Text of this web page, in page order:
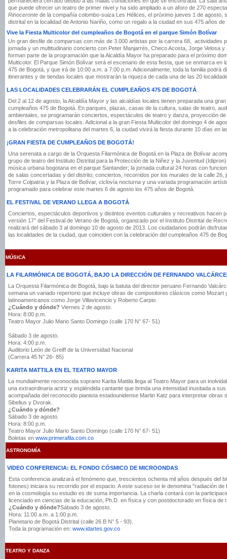
que puede ofrecer un teatro de primer nivel y ha sido ampliado a un aforo de 270
Rinoceronte de la compañía colombo-suiza Les Hélices, el próximo jueves 1 de agosto,
distrital en la localidad de Antonio Nariño, como un regalo a la ciudad en sus 475 años de
Vive la Fiesta Multicolor del cumpleaños de Bogotá en el parque Simón Bolívar
Un gran desfile de comparsas con más de 3.000 artistas por la carrera 68, actividades
jornada y un multitudinario concierto con Peter Manjarrés, Checo Acosta, Jorge Velosa
forman parte de la programación que la Alcaldía Mayor ha preparado para el próximo
Multicolor. El Parque Simón Bolívar será el escenario de esta fiesta, que se enmarca en
475 de Bogotá, y que irá de 10:00 a.m. a 7:00 p.m. Adicionalmente, toda la familia podrá
itinerantes y de tiendas locales que mostrarán la riqueza de cada una de las 20
LAS LOCALIDADES CELEBRARÁN EL CUMPLEAÑOS 475 DE BOGOTÁ
Del 2 al 12 de agosto, la Alcaldía Mayor y las alcaldías locales tienen preparada una
cumpleaños 475 de Bogotá. En parques, plazas, casas de la cultura, salas de teatro,
ambientales, se programarán conciertos, espectáculos de teatro y danza, proyección
desfiles de comparsas locales. Adicional a la gran Fiesta Multicolor del domingo 4 de
a la celebración metropolitana del martes 6, la ciudad vivirá la fiesta durante 10 días en
¡GRAN FIESTA DE CUMPLEAÑOS DE BOGOTÁ!
Una serenata a cargo de la Orquesta Filarmónica de Bogotá en la Plaza de Bolívar
grupo de teatro del Instituto Distrital para la Protección de la Niñez y la Juventud
música urbana bogotana en el parque Santander; la jornada cultural 24 horas con
de salas concertadas y del distrito; conciertos, recorridos por los murales de la calle 26,
Torre Colpatria y la Plaza de Bolívar, ciclovía nocturna y una variada programación
programado para celebrar este martes 6 de agosto los 475 años de Bogotá.
EL FESTIVAL DE VERANO LLEGA A BOGOTÁ
Conciertos, espectáculos deportivos y distintos eventos culturales y recreativos hacen
versión 17° del Festival de Verano de Bogotá, organizado por el Instituto Distrital de
realizará del sábado 3 al domingo 10 de agosto de 2013. Los ciudadanos podrán
las localidades de la ciudad, que coinciden con la celebración del cumpleaños 475 de
MÚSICA
LA FILARMÓNICA DE BOGOTÁ, BAJO LA DIRECCIÓN DE FERNANDO
La Orquesta Filarmónica de Bogotá, bajo la batuta del director peruano Fernando
semana un variado repertorio que incluye obras de compositores clásicos como Mozart
latinoamericanos como Jorge Villavicencio y Roberto Carpio.
¿Cuándo y dónde? Viernes 2 de agosto.
Hora: 8:00 p.m.
Teatro Mayor Julio Mario Santo Domingo (calle 170 N° 67- 51)
Sábado 3 de agosto.
Hora: 4:00 p.m.
Auditorio León de Greiff de la Universidad Nacional
(Carrera 45 N° 26- 85)
KARITA MATTILA EN EL TEATRO MAYOR
La mundialmente reconocida soprano Karita Mattila llega al Teatro Mayor para un
una extraordinaria actriz y espléndida cantante que brinda una intensidad inusitada a
acompañada del reconocido pianista estadounidense Martin Katz para interpretar obras
Sibelius y Dvorak.
¿Cuándo y dónde?
Sábado 3 de agosto.
Hora: 8:00 p.m.
Teatro Mayor Julio Mario Santo Domingo (calle 170 N° 67- 51)
Boletas en www.primerafila.com.co
ASTRONOMÍA
VIDEO CONFERENCIA: EL FONDO CÓSMICO DE MICROONDAS
Esta conferencia analizará el fenómeno que, trescientos ochenta mil años después del
fotones) iniciara su recorrido por el espacio. A este suceso se le denomina "radiación
en la cosmología su estudio es de suma importancia. La charla contará con la
licenciado en ciencias de la educación, Ph.D. en física y con postdoctorado en física de
¿Cuándo y dónde?Sábado 3 de agosto.
Hora: 11:00 a.m. a 1:00 p.m.
Planetario de Bogotá Distrital (calle 26 B N° 5 - 93).
Toda la programación en: www.idartes.gov.co
TEATRO Y DANZA